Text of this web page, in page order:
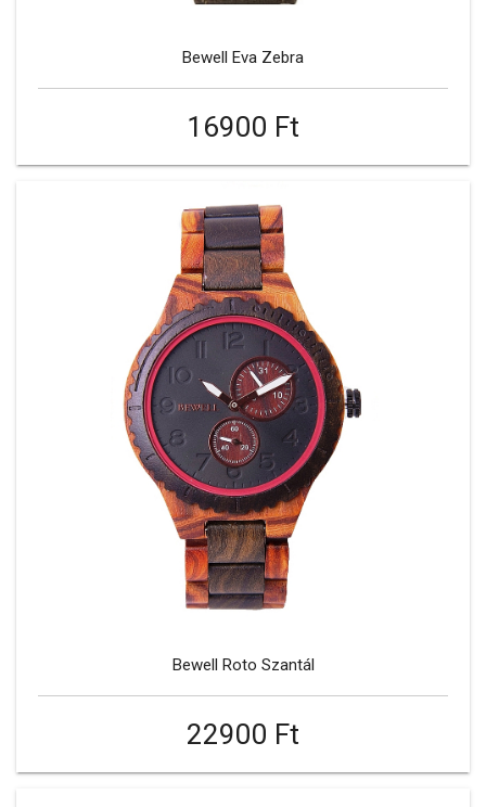
Bewell Eva Zebra
16900 Ft
Bewell Roto Szantál
22900 Ft